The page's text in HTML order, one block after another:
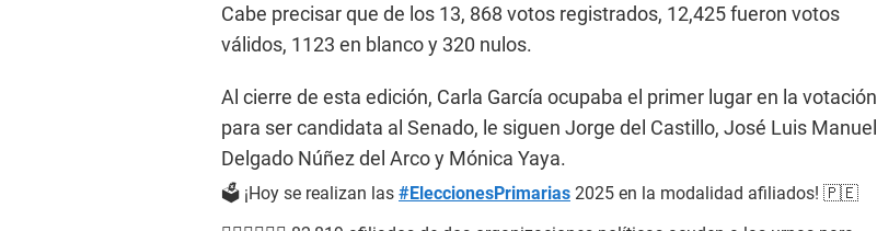
Cabe precisar que de los 13, 868 votos registrados, 12,425 fueron votos
válidos, 1123 en blanco y 320 nulos.
Al cierre de esta edición, Carla García ocupaba el primer lugar en la votación
para ser candidata al Senado, le siguen Jorge del Castillo, José Luis Manuel
Delgado Núñez del Arco y Mónica Yaya.
🗳️ ¡Hoy se realizan las #EleccionesPrimarias 2025 en la modalidad afiliados! 🇵🇪